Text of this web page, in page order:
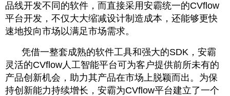
品线开发不同的软件，而直接采用安霸统一的CVflow
平台开发，不仅大大缩减设计制造成本，还能够更快
速地投向市场以满足市场需求。
凭借一整套成熟的软件工具和强大的SDK，安霸
灵活的CVflow人工智能平台可为客户提供前所未有的
产品创新机会，助力其产品在市场上脱颖而出。为保
持创新能力持续增长，安霸为CVflow平台建立了一个